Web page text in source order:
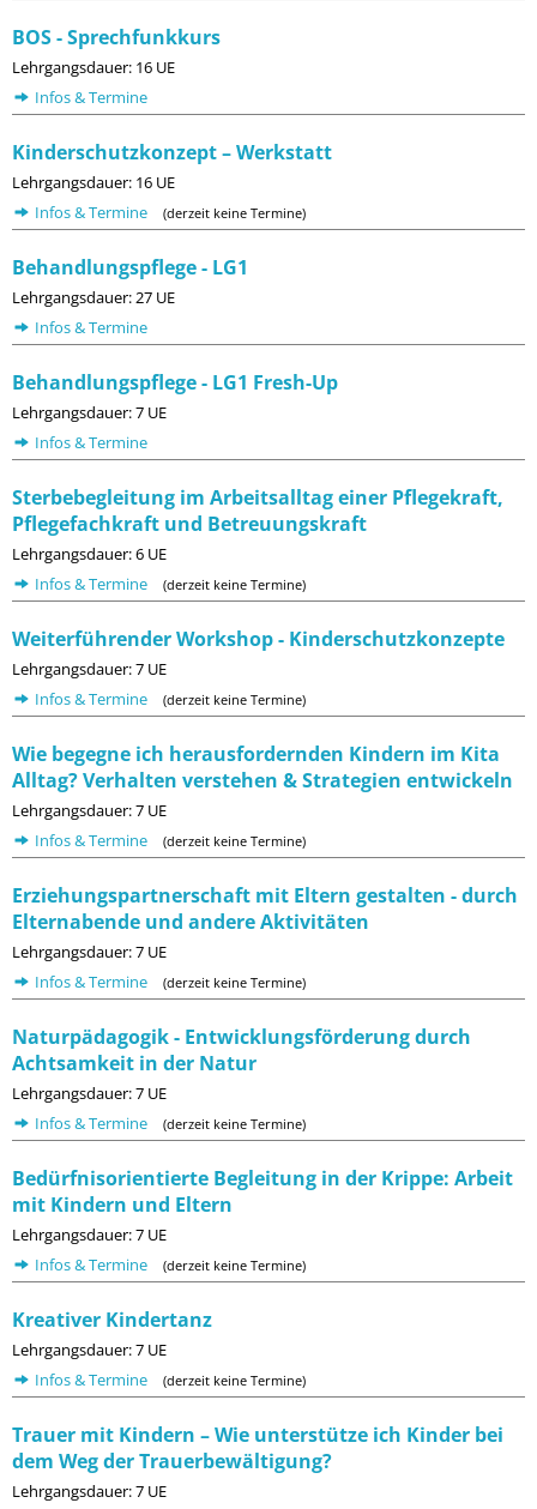
BOS - Sprechfunkkurs
Lehrgangsdauer: 16 UE
Infos & Termine
Kinderschutzkonzept – Werkstatt
Lehrgangsdauer: 16 UE
Infos & Termine
(derzeit keine Termine)
Behandlungspflege - LG1
Lehrgangsdauer: 27 UE
Infos & Termine
Behandlungspflege - LG1 Fresh-Up
Lehrgangsdauer: 7 UE
Infos & Termine
Sterbebegleitung im Arbeitsalltag einer Pflegekraft,
Pflegefachkraft und Betreuungskraft
Lehrgangsdauer: 6 UE
Infos & Termine
(derzeit keine Termine)
Weiterführender Workshop - Kinderschutzkonzepte
Lehrgangsdauer: 7 UE
Infos & Termine
(derzeit keine Termine)
Wie begegne ich herausfordernden Kindern im Kita
Alltag? Verhalten verstehen & Strategien entwickeln
Lehrgangsdauer: 7 UE
Infos & Termine
(derzeit keine Termine)
Erziehungspartnerschaft mit Eltern gestalten - durch
Elternabende und andere Aktivitäten
Lehrgangsdauer: 7 UE
Infos & Termine
(derzeit keine Termine)
Naturpädagogik - Entwicklungsförderung durch
Achtsamkeit in der Natur
Lehrgangsdauer: 7 UE
Infos & Termine
(derzeit keine Termine)
Bedürfnisorientierte Begleitung in der Krippe: Arbeit
mit Kindern und Eltern
Lehrgangsdauer: 7 UE
Infos & Termine
(derzeit keine Termine)
Kreativer Kindertanz
Lehrgangsdauer: 7 UE
Infos & Termine
(derzeit keine Termine)
Trauer mit Kindern – Wie unterstütze ich Kinder bei
dem Weg der Trauerbewältigung?
Lehrgangsdauer: 7 UE